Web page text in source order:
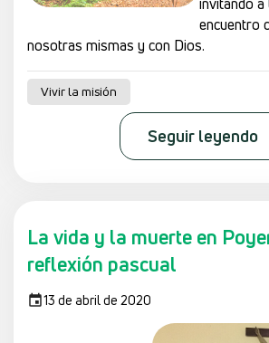
encuentro
nosotras mismas y con Dios.
Vivir la misión
Seguir leyendo
La vida y la muerte en
reflexión pascual
13 de abril de 2020